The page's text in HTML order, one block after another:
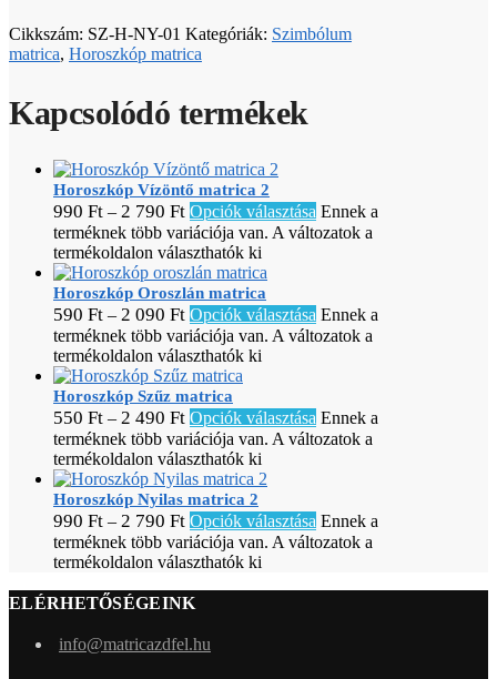
Cikkszám: SZ-H-NY-01 Kategóriák: Szimbólum
matrica, Horoszkóp matrica
Kapcsolódó termékek
Horoszkóp Vízöntő matrica 2
990 Ft – 2 790 Ft Opciók választása Ennek a
terméknek több variációja van. A változatok a
termékoldalon választhatók ki
Horoszkóp Oroszlán matrica
590 Ft – 2 090 Ft Opciók választása Ennek a
terméknek több variációja van. A változatok a
termékoldalon választhatók ki
Horoszkóp Szűz matrica
550 Ft – 2 490 Ft Opciók választása Ennek a
terméknek több variációja van. A változatok a
termékoldalon választhatók ki
Horoszkóp Nyilas matrica 2
990 Ft – 2 790 Ft Opciók választása Ennek a
terméknek több variációja van. A változatok a
termékoldalon választhatók ki
ELÉRHETŐSÉGEINK
info@matricazdfel.hu